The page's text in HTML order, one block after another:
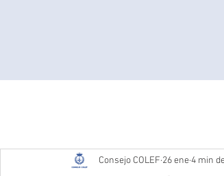
Consejo COLEF 26 ene4 min